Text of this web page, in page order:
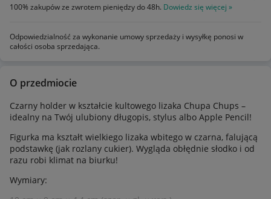
100% zakupów ze zwrotem pieniędzy do 48h. Dowiedz się więcej »
Odpowiedzialność za wykonanie umowy sprzedaży i wysyłkę ponosi w
całości osoba sprzedająca.
O przedmiocie
Czarny holder w kształcie kultowego lizaka Chupa Chups –
idealny na Twój ulubiony długopis, stylus albo Apple Pencil!
Figurka ma kształt wielkiego lizaka wbitego w czarna, falującą
podstawkę (jak rozlany cukier). Wygląda obłędnie słodko i od
razu robi klimat na biurku!
Wymiary: